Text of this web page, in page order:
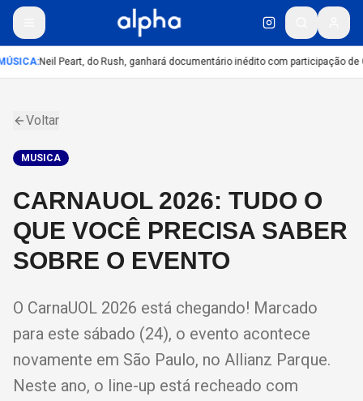
:Neil Peart, do Rush, ganhará documentário inédito com participação de
Voltar
MUSICA
CARNAUOL 2026: TUDO O
QUE VOCÊ PRECISA SABER
SOBRE O EVENTO
O CarnaUOL 2026 está chegando! Marcado
para este sábado (24), o evento acontece
novamente em São Paulo, no Allianz Parque.
Neste ano, o line-up está recheado com